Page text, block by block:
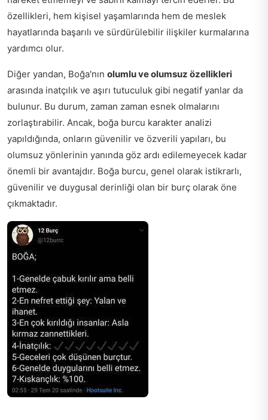
özellikleri, hem kişisel yaşamlarında hem de meslek
hayatlarında başarılı ve sürdürülebilir ilişkiler kurmalarına
yardımcı olur.
Diğer yandan, Boğa'nın olumlu ve olumsuz özellikleri
arasında inatçılık ve aşırı tutuculuk gibi negatif yanlar da
bulunur. Bu durum, zaman zaman esnek olmalarını
zorlaştırabilir. Ancak, boğa burcu karakter analizi
yapıldığında, onların güvenilir ve özverili yapıları, bu
olumsuz yönlerinin yanında göz ardı edilemeyecek kadar
önemli bir avantajdır. Boğa burcu, genel olarak istikrarlı,
güvenilir ve duygusal derinliği olan bir burç olarak öne
çıkmaktadır.